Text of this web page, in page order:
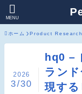
MENU
ホーム Product Research
hq0 –
ラン
現す
2026
3/30